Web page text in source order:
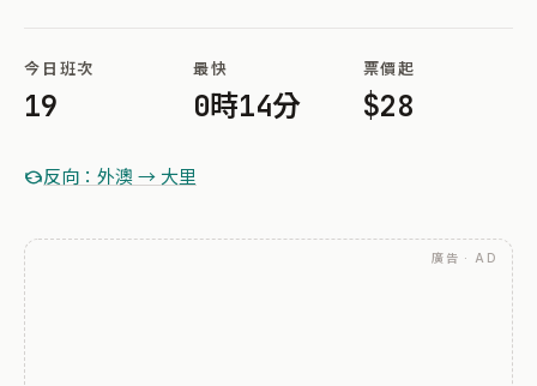
今日班次
19
最快
0時14分
票價起
$28
反向：外澳 → 大里
廣告 · AD